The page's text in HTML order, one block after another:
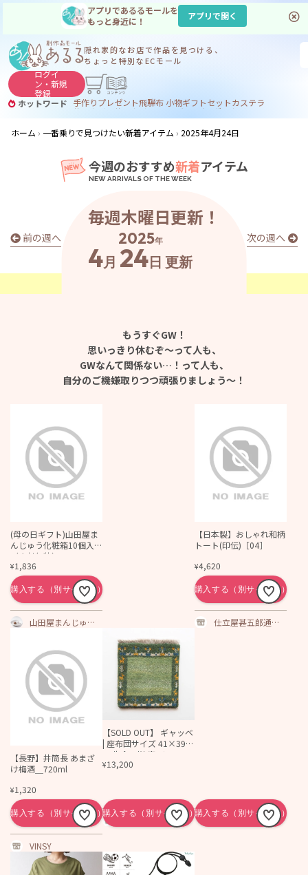
アプリであるるモールを
もっと身近に！
アプリで開く
隠れ家的なお店で作品を見つける、
ちょっと特別なECモール
ログイ
ン・新規
登録
ホットワード 手作りプレゼント飛騨布 小物ギフトセットカステラ
サヌカイト コーヒー
ジンギスカン
ホーム
一番乗りで見つけたい新着アイテム 2025年4月24日
今週のおすすめ新着アイテム
前の週へ
毎週木曜日更新！
2025年
4月 24日 更新
次の週へ
もうすぐGW！
思いっきり休むぞ～って人も、
GWなんて関係ない…！って人も、
自分のご機嫌取りつつ頑張りましょう～！
(母の日ギフト)山田屋ま
んじゅう化粧箱10個入
（密封包装）
¥1,836
山田屋まんじゅう
【日本製】おしゃれ和柄
トート(印伝)［04］
¥4,620
仕立屋甚五郎通販
【長野】井筒長 あまざ
け梅酒＿720ml
¥1,320
VINSY
【SOLD OUT】 ギャッベ
| 座布団サイズ 41×39c
m 生命の樹 鹿 イラン #S
C-115
¥13,200
亀屋寝装センター